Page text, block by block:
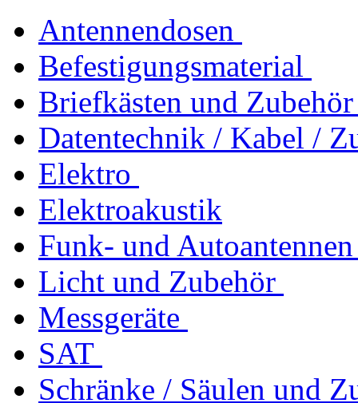
Antennendosen
Befestigungsmaterial
Briefkästen und Zubehör
Datentechnik / Kabel /
Elektro
Elektroakustik
Funk- und Autoantennen
Licht und Zubehör
Messgeräte
SAT
Schränke / Säulen und